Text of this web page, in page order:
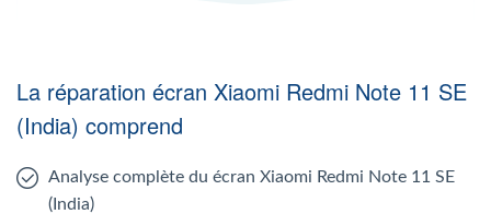
La réparation écran Xiaomi Redmi Note 11 SE
(India) comprend
Analyse complète du écran Xiaomi Redmi Note 11 SE
(India)